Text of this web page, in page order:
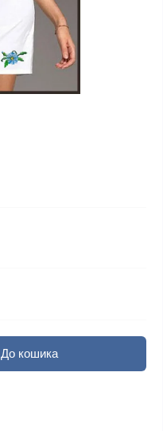
До кошика